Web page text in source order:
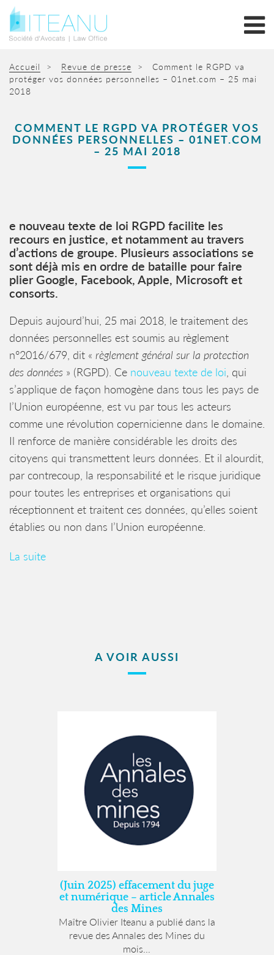
Accueil > Revue de presse > Comment le RGPD va
protéger vos données personnelles – 01net.com – 25 mai
2018
COMMENT LE RGPD VA PROTÉGER VOS
DONNÉES PERSONNELLES – 01NET.COM
– 25 MAI 2018
e nouveau texte de loi RGPD facilite les
recours en justice, et notamment au travers
d’actions de groupe. Plusieurs associations se
sont déjà mis en ordre de bataille pour faire
plier Google, Facebook, Apple, Microsoft et
consorts.
Depuis aujourd’hui, 25 mai 2018, le traitement des
données personnelles est soumis au règlement
n°2016/679, dit « règlement général sur la protection
des données » (RGPD). Ce nouveau texte de loi , qui
s’applique de façon homogène dans tous les pays de
l’Union européenne, est vu par tous les acteurs
comme une révolution copernicienne dans le domaine.
Il renforce de manière considérable les droits des
citoyens qui transmettent leurs données. Et il alourdit,
par contrecoup, la responsabilité et le risque juridique
pour toutes les entreprises et organisations qui
réceptionnent et traitent ces données, qu’elles soient
établies ou non dans l’Union européenne.
La suite
A VOIR AUSSI
(Juin 2025) effacement du juge
et numérique – article Annales
des Mines
Maître Olivier Iteanu a publié dans la
revue des Annales des Mines du
mois...